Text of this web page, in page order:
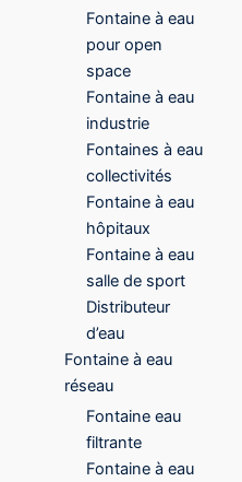
Fontaine à eau
pour open
space
Fontaine à eau
industrie
Fontaines à eau
collectivités
Fontaine à eau
hôpitaux
Fontaine à eau
salle de sport
Distributeur
d’eau
Fontaine à eau
réseau
Fontaine eau
filtrante
Fontaine à eau